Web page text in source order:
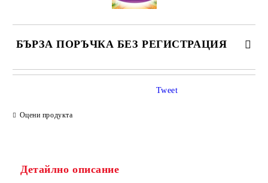
БЪРЗА ПОРЪЧКА БЕЗ РЕГИСТРАЦИЯ
САМО ПОПЪЛНЕТЕ 1 ПОЛЕ
Ние ще се свържем с вас в рамките на работния ден.
Оцени продукта
Tweet
Детайлно описание